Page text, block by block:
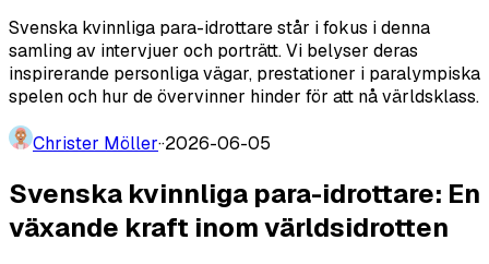
Svenska kvinnliga para-idrottare står i fokus i denna
samling av intervjuer och porträtt. Vi belyser deras
inspirerande personliga vägar, prestationer i paralympiska
spelen och hur de övervinner hinder för att nå världsklass.
Christer Möller··2026-06-05
Svenska kvinnliga para-idrottare: En
växande kraft inom världsidrotten